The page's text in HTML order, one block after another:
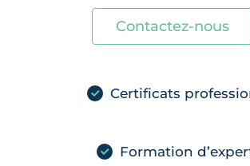
Contactez-nous
Certificats
Formation